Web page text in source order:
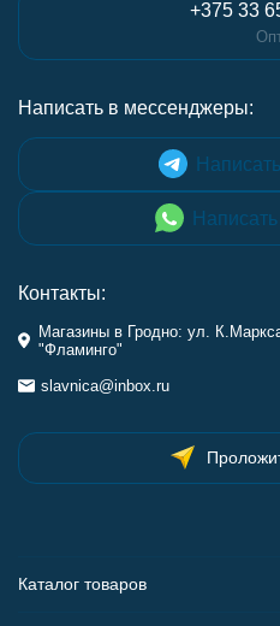
+375 33
Написать в мессенджеры:
Контакты:
Магазины в Гродно: ул.
"Фламинго"
slavnica@inbox.ru
Каталог товаров